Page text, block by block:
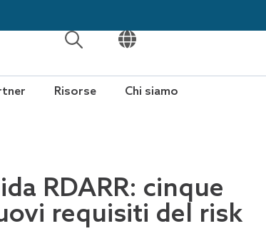
APRI
APRI
Risorse Chi siamo
RDARR: cinque
requisiti del risk